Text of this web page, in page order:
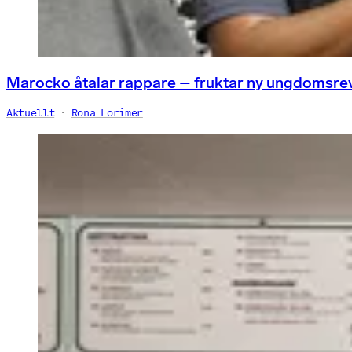
Marocko åtalar rappare – fruktar ny
Aktuellt Rona Lorimer